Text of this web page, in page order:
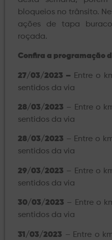
bloqueios no trânsito.
ações de tapa
roçada.
Confira a programação
27/03/2023 –
Entre o
sentidos da via
28/03/2023 – Entre o
sentidos da via
28/03/2023 – Entre o
sentidos da via
29/03/2023 – Entre o
sentidos da via
30/03/2023 – Entre o
sentidos da via
31/03/2023 – Entre o